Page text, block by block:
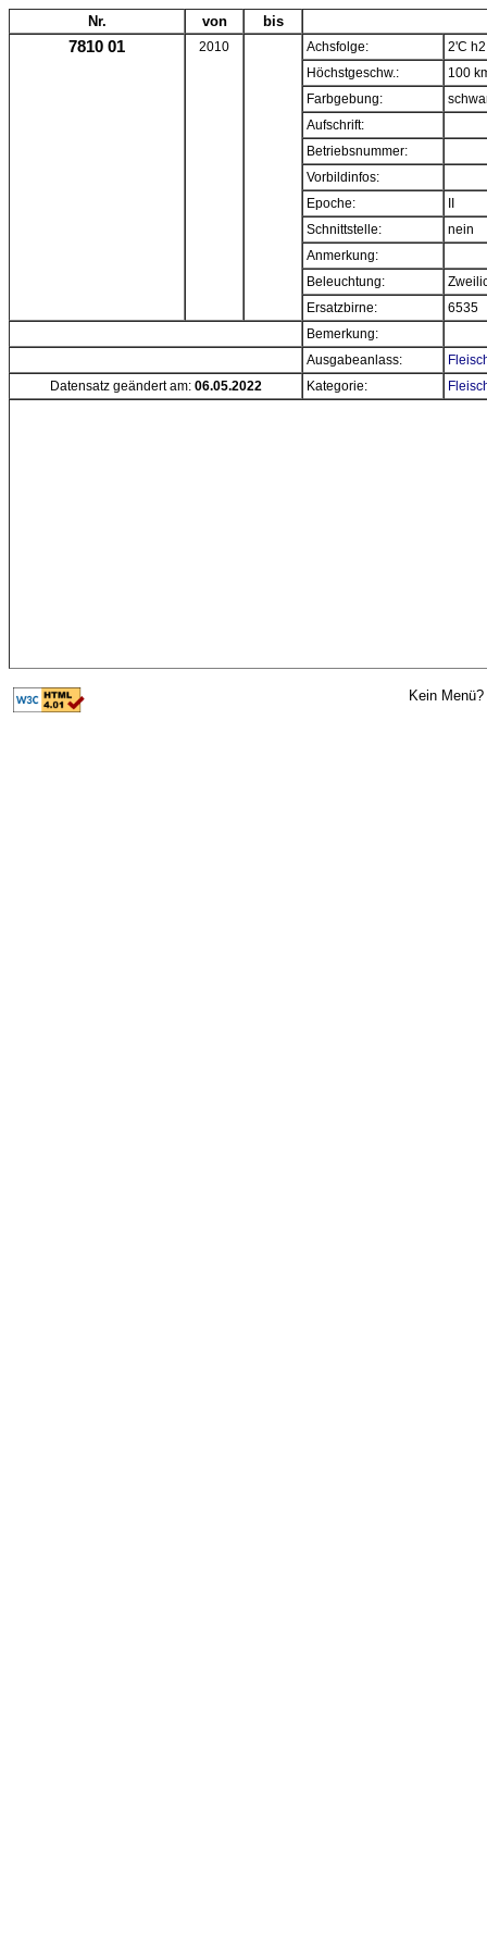
Nr. von bis
7810 01 2010 Achsfolge:
2'C h2
Höchstgeschw.:
100
Farbgebung:
Aufschrift:
Betriebsnummer:
Vorbildinfos:
Epoche:
Schnittstelle:
nein
Anmerkung:
Beleuchtung:
Ersatzbirne:
6535
Bemerkung:
Ausgabeanlass:
Datensatz geändert am: 06.05.2022 Kategorie:
Kein